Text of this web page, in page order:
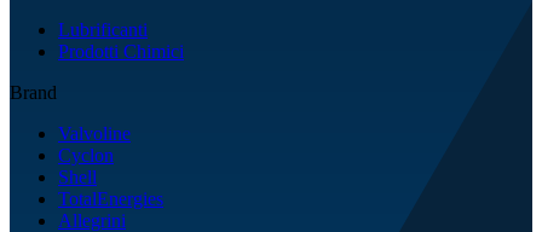
Lubrificanti
Prodotti Chimici
Brand
Valvoline
Cyclon
Shell
TotalEnergies
Allegrini